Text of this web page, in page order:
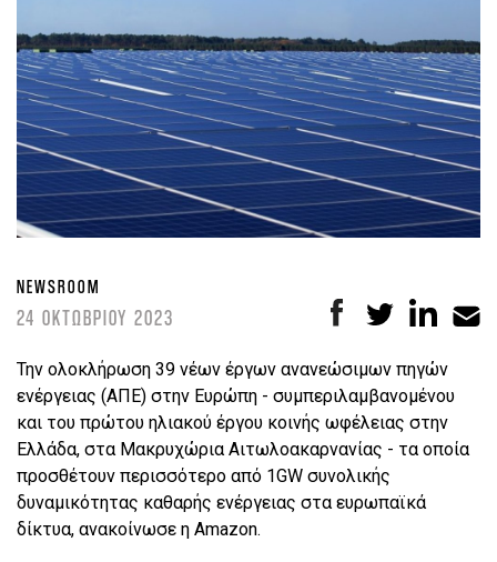
NEWSROOM
24 ΟΚΤΩΒΡΙΟΥ 2023
Την ολοκλήρωση 39 νέων έργων ανανεώσιμων πηγών
ενέργειας (ΑΠΕ) στην Ευρώπη - συμπεριλαμβανομένου
και του πρώτου ηλιακού έργου κοινής ωφέλειας στην
Ελλάδα, στα Μακρυχώρια Αιτωλοακαρνανίας - τα οποία
προσθέτουν περισσότερο από 1GW συνολικής
δυναμικότητας καθαρής ενέργειας στα ευρωπαϊκά
δίκτυα, ανακοίνωσε η Amazon.